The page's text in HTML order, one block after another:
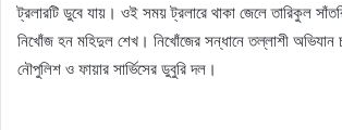
ট্রলারটি ডুবে যায়। ওই সময় ট্রলারে থাকা জেলে তারিকুল
নিখোঁজ হন মহিদুল শেখ। নিখোঁজের সন্ধানে তল্লাশী অভিযান
নৌপুলিশ ও ফায়ার সার্ভিসের ডুবুরি দল।